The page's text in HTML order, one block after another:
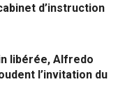
d’instruction
libérée, Alfredo
l’invitation du